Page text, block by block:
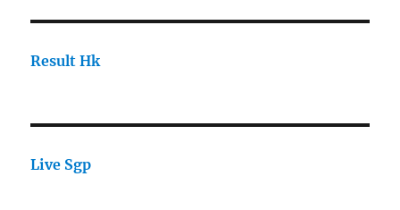
Result Hk
Live Sgp